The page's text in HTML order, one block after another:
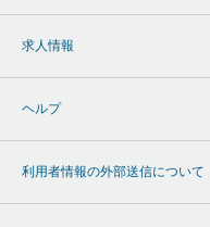
求人情報
ヘルプ
利用者情報の外部送信について